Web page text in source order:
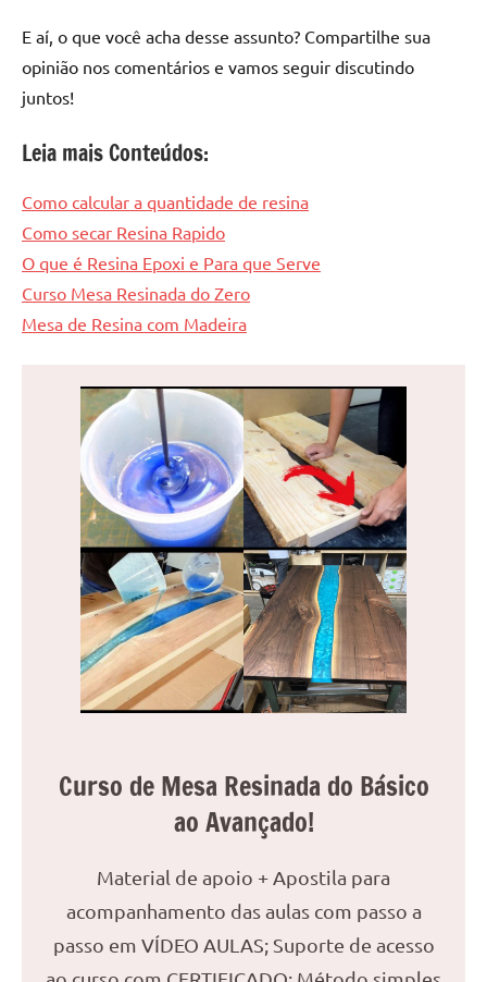
E aí, o que você acha desse assunto? Compartilhe sua
opinião nos comentários e vamos seguir discutindo
juntos!
Leia mais Conteúdos:
Como calcular a quantidade de resina
Como secar Resina Rapido
O que é Resina Epoxi e Para que Serve
Curso Mesa Resinada do Zero
Mesa de Resina com Madeira
Curso de Mesa Resinada do Básico
ao Avançado!
Material de apoio + Apostila para
acompanhamento das aulas com passo a
passo em VÍDEO AULAS; Suporte de acesso